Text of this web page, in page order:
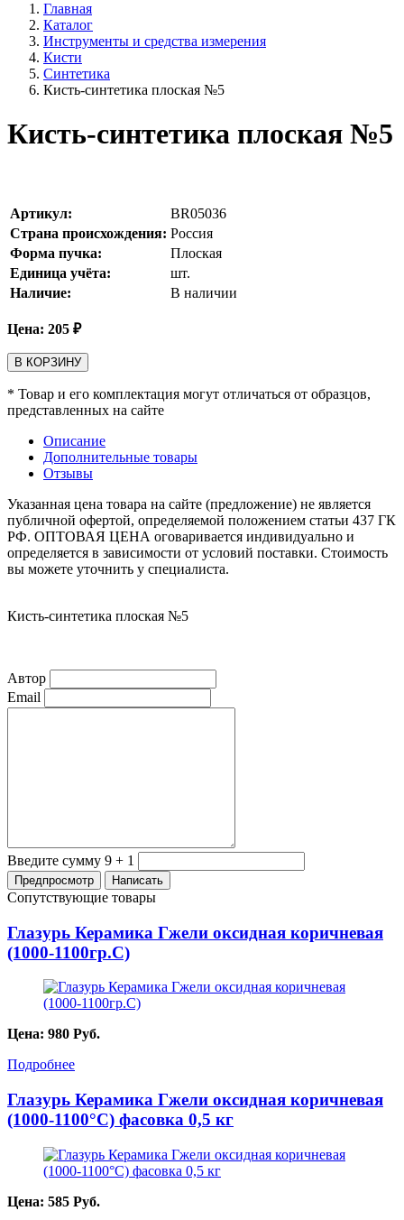
Главная
Каталог
Инструменты и средства измерения
Кисти
Синтетика
Кисть-синтетика плоская №5
Кисть-синтетика плоская №5
Артикул:
BR05036
Страна происхождения: Россия
Форма пучка:
Плоская
Единица учёта:
шт.
Наличие:
В наличии
Цена: 205 ₽
В КОРЗИНУ
* Товар и его комплектация могут отличаться от образцов,
представленных на сайте
Описание
Дополнительные товары
Отзывы
Указанная цена товара на сайте (предложение) не является
публичной офертой, определяемой положением статьи 437 ГК
РФ. ОПТОВАЯ ЦЕНА оговаривается индивидуально и
определяется в зависимости от условий поставки. Стоимость
вы можете уточнить у специалиста.
Кисть-синтетика плоская №5
Автор
Email
Введите сумму 9 + 1
Сопутствующие товары
Глазурь Керамика Гжели оксидная коричневая
(1000-1100гр.С)
Цена: 980 Руб.
Подробнее
Глазурь Керамика Гжели оксидная коричневая
(1000-1100°С) фасовка 0,5 кг
Цена: 585 Руб.